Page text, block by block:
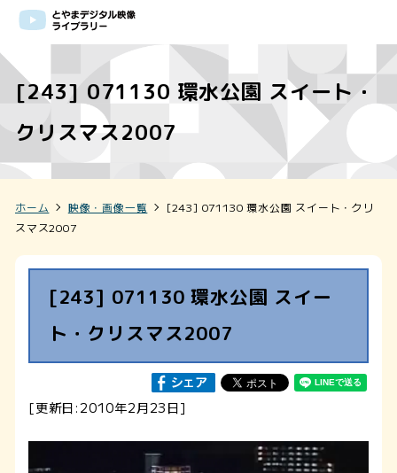
[243] 071130 環水公園 スイート・
クリスマス2007
ホーム 映像・画像一覧
[243] 071130 環水公園 スイート・クリ
スマス2007
[243] 071130 環水公園 スイー
ト・クリスマス2007
[更新日:2010年2月23日]